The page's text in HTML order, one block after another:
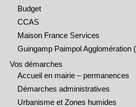
Budget
CCAS
Maison France Services
Guingamp Paimpol Agglomération
Vos démarches
Accueil en mairie – permanences
Démarches administratives
Urbanisme et Zones humides